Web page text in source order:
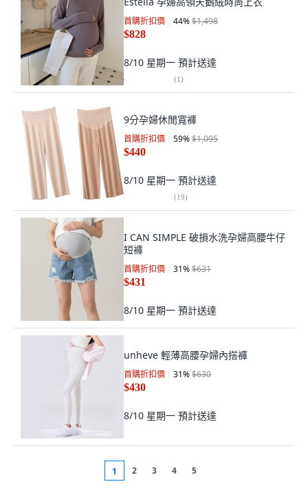
首購折扣價 44%$1,498
$828
8/10 星期一 預計送達
(1)
9分孕婦休閒寬褲
首購折扣價 59%$1,095
$440
8/10 星期一 預計送達
(19)
I CAN SIMPLE 破損水洗孕婦高腰牛仔
短褲
首購折扣價 31%$631
$431
8/10 星期一 預計送達
unheve 輕薄高腰孕婦內搭褲
首購折扣價 31%$630
$430
8/10 星期一 預計送達
1 2 3 4 5